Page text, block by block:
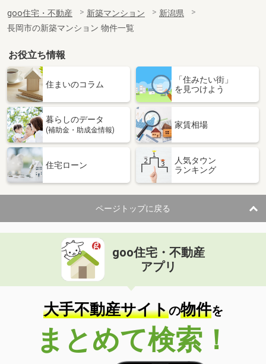
goo住宅・不動産 新築マンション
新潟県
長岡市の新築マンション 物件一覧
お役立ち情報
住まいのコラム
「住みたい街」
を見つけよう
暮らしのデータ
(補助金・助成金情報)
家賃相場
住宅ローン
人気タウン
ランキング
ページトップに戻る
goo住宅・不動産
アプリ
大手不動産サイトの物件を
まとめて検索！